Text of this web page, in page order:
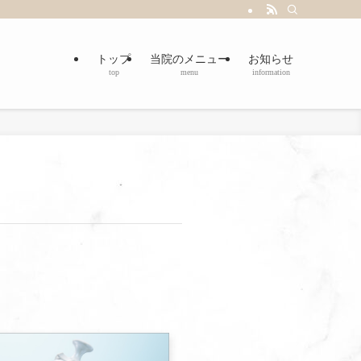
トップ
top
当院のメニュー
menu
お知らせ
information